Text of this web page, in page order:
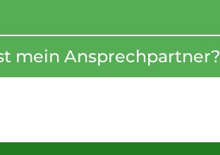
mein Ansprechpartner?